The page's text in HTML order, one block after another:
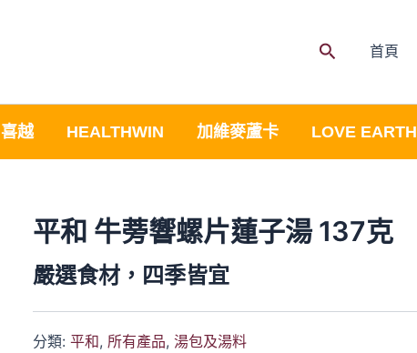
Search首頁
喜越 HEALTHWIN 加維麥蘆卡 LOVE EARTH
平和 牛蒡響螺片蓮子湯 137克
嚴選食材，四季皆宜
分類:平和, 所有產品,湯包及湯料